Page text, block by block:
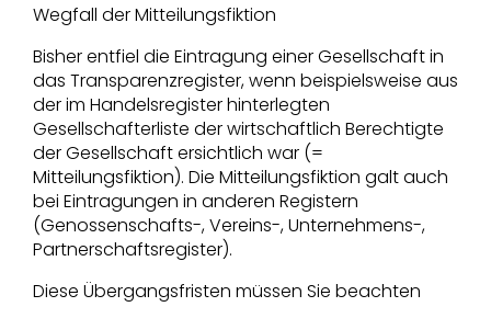
Wegfall der Mitteilungsfiktion
Bisher entfiel die Eintragung einer Gesellschaft in
das Transparenzregister, wenn beispielsweise aus
der im Handelsregister hinterlegten
Gesellschafterliste der wirtschaftlich Berechtigte
der Gesellschaft ersichtlich war (=
Mitteilungsfiktion). Die Mitteilungsfiktion galt auch
bei Eintragungen in anderen Registern
(Genossenschafts-, Vereins-, Unternehmens-,
Partnerschaftsregister).
Diese Übergangsfristen müssen Sie beachten